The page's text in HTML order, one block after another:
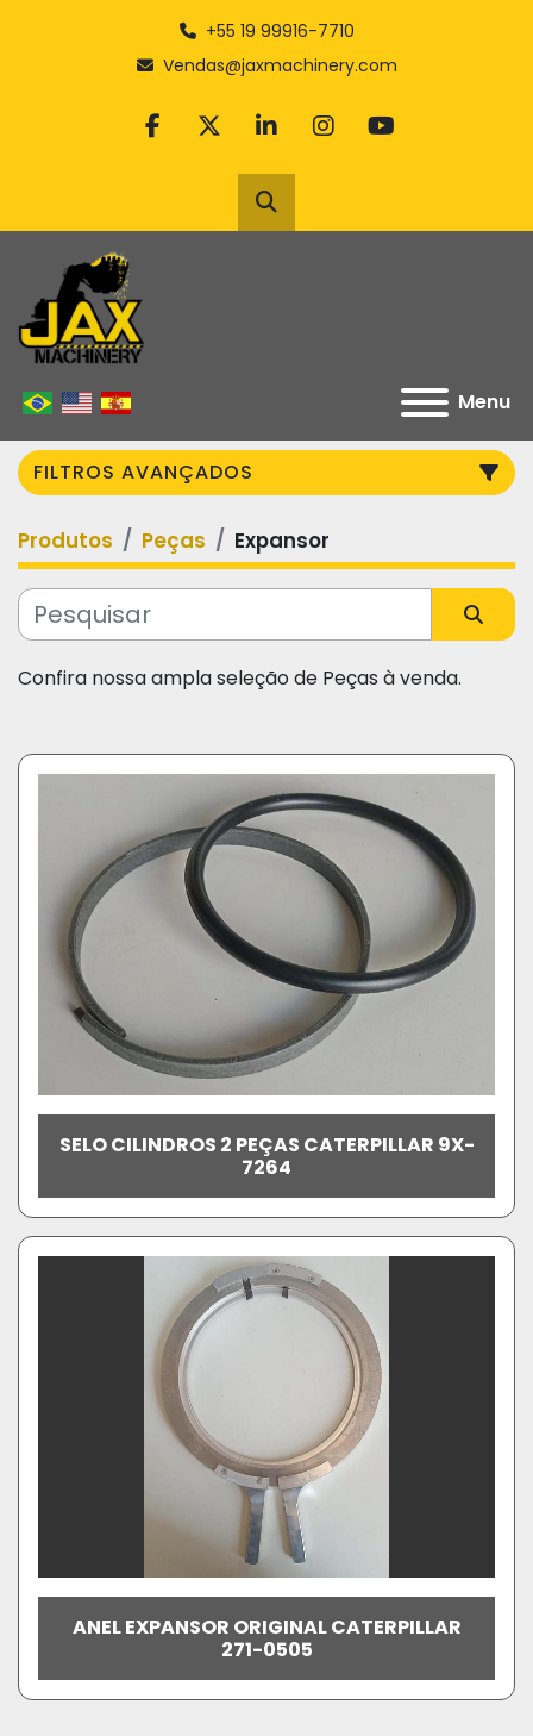
+55 19 99916-7710
Vendas@jaxmachinery.com
facebook
twitterlinkedininstagram
youtube
Pesquisar
Menu
FILTROS AVANÇADOS
Categoria
Fabricante
Produtos Peças Expansor
Confira nossa ampla seleção de Peças à venda.
SELO CILINDROS 2 PEÇAS CATERPILLAR 9X-
7264
ANEL EXPANSOR ORIGINAL CATERPILLAR
271-0505